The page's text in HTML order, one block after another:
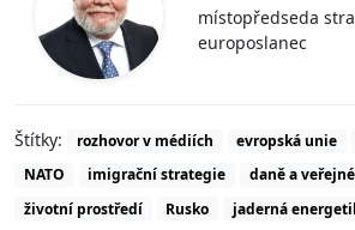
místopředseda
europoslanec
Štítky: rozhovor v médiích evropská unie
NATO
imigrační strategie
daně a
životní prostředí
Rusko jaderná